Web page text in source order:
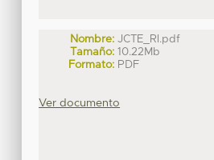
Nombre: JCTE_Rl.pdf
Tamaño: 10.22Mb
Formato: PDF
Ver documento